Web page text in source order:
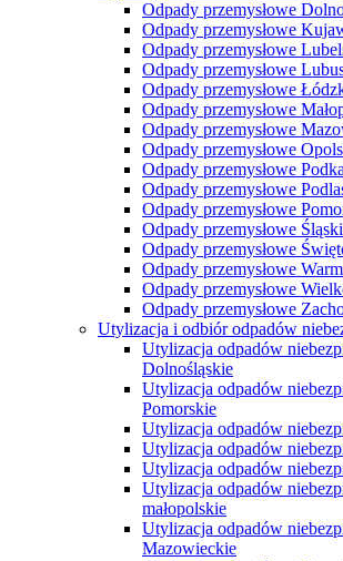
Odpady przemysłowe
Odpady przemysłowe
Odpady przemysłowe
Odpady przemysłowe
Odpady przemysłowe
Odpady przemysłowe
Odpady przemysłowe
Odpady przemysłowe
Odpady przemysłowe
Odpady przemysłowe
Odpady przemysłowe
Odpady przemysłowe
Odpady przemysłowe
Odpady przemysłowe
Odpady przemysłowe
Odpady przemysłowe
Utylizacja i odbiór odpadów
Utylizacja odpadów
Dolnośląskie
Utylizacja odpadów
Pomorskie
Utylizacja odpadów
Utylizacja odpadów
Utylizacja odpadów
Utylizacja odpadów
małopolskie
Utylizacja odpadów
Mazowieckie